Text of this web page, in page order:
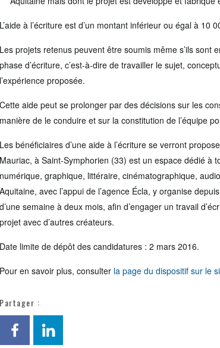
L’aide à l’écriture est d’un montant inférieur ou égal à 10
Les projets retenus peuvent être soumis même s’ils sont
phase d’écriture, c’est-à-dire de travailler le sujet,
l’expérience proposée.
Cette aide peut se prolonger par des décisions sur les
manière de le conduire et sur la constitution de l’équipe
Les bénéficiaires d’une aide à l’écriture se verront
Mauriac, à Saint-Symphorien (33) est un espace dédié à
numérique, graphique, littéraire, cinématographique,
Aquitaine, avec l’appui de l’agence Écla, y organise
d’une semaine à deux mois, afin d’engager un travail
projet avec d’autres créateurs.
Date limite de dépôt des candidatures : 2 mars 2016.
Pour en savoir plus, consulter la page du dispositif sur le
Partager :